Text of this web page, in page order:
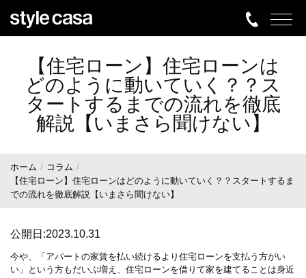
【住宅ローン】住宅ローンは
どのように動いていく？？ス
タートするまでの流れを徹底
解説【いまさら聞けない】
ホーム
コラム
【住宅ローン】住宅ローンはどのように動いていく？？スタートするま
での流れを徹底解説【いまさら聞けない】
公開日:2023.10.31
今や、「アパートの家賃を払い続けるより住宅ローンを支払う方がい
い」という方もだいぶ増え、住宅ローンを借りて家を建てることは身近